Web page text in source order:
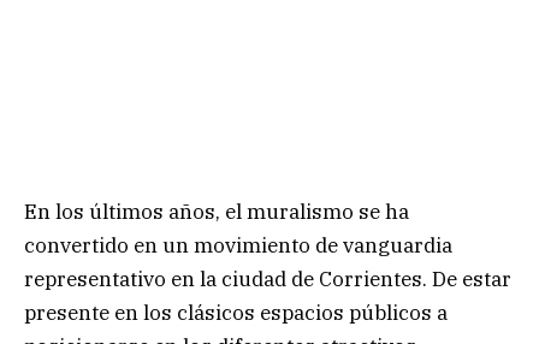
En los últimos años, el muralismo se ha
convertido en un movimiento de vanguardia
representativo en la ciudad de Corrientes. De estar
presente en los clásicos espacios públicos a